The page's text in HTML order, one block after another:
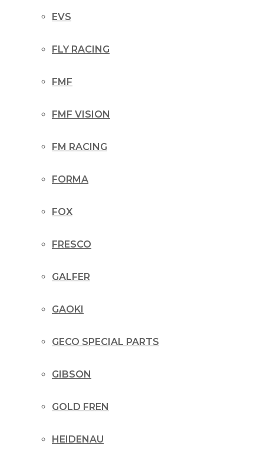
EVS
FLY RACING
FMF
FMF VISION
FM RACING
FORMA
FOX
FRESCO
GALFER
GAOKI
GECO SPECIAL PARTS
GIBSON
GOLD FREN
HEIDENAU